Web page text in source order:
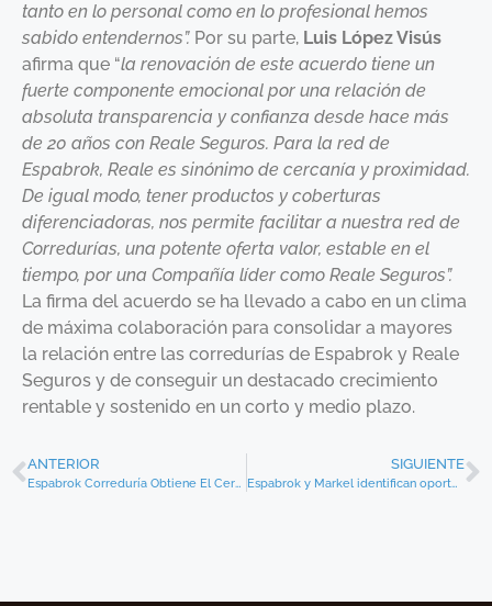
tanto en lo personal como en lo profesional hemos
sabido entendernos”. Por su parte, Luis López Visús
afirma que “la renovación de este acuerdo tiene un
fuerte componente emocional por una relación de
absoluta transparencia y confianza desde hace más
de 20 años con Reale Seguros. Para la red de
Espabrok, Reale es sinónimo de cercanía y proximidad.
De igual modo, tener productos y coberturas
diferenciadoras, nos permite facilitar a nuestra red de
Corredurías, una potente oferta valor, estable en el
tiempo, por una Compañía líder como Reale Seguros”.
La firma del acuerdo se ha llevado a cabo en un clima
de máxima colaboración para consolidar a mayores
la relación entre las corredurías de Espabrok y Reale
Seguros y de conseguir un destacado crecimiento
rentable y sostenido en un corto y medio plazo.
ANTERIOR
Espabrok Correduría Obtiene El Certificado De Calidad QSIM
SIGUIENTE
Espabrok y Markel identifican oportunidades de crecer en el ramo de D&O